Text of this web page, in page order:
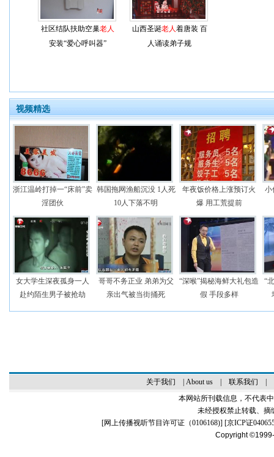
社区结队扶助空巢老人
安装“爱心呼叫器”
山西圣诞老人着唐装 百
人诵读弟子规
视频精选
浙江温岭打掉一“床前”卖
淫团伙
韩国拖网渔船沉没 1人死
10人下落不明
年夜饭价格上涨预订火
爆 用工荒提前
小
女大学生深夜孤身一人
赴约陌生男子被抢劫
哥哥不务正业 弟弟为父
亲出气被当街捅死
“深喉”揭秘海鲜大礼包造
假 手段多样
“
关于我们 About us| 联系我们
本网站所刊载信息，不代表
未经授权禁止转载、摘
[网上传播视听节目许可证（0106168)] [京ICP证
Copyright